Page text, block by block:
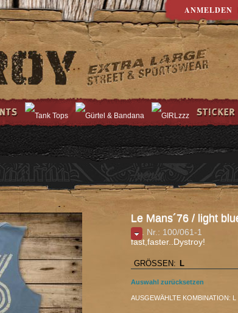
ANMELDEN
Le Mans´76 / light
Art. Nr.: 100/061-1
fast,faster..Dystroy!
GRÖSSEN: L
Auswahl zurücksetzen
AUSGEWÄHLTE KOMBINATION: L